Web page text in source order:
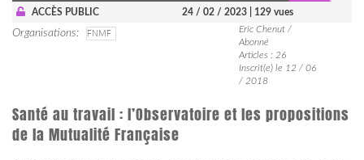
ACCÈS PUBLIC 24 / 02 / 2023 | 129 vues
Organisations FNMF
Eric Chenut /
Abonné
Articles : 26
Inscrit(e) le 12 / 06
/ 2018
Santé au travail : l’Observatoire et les propositions
de la Mutualité Française